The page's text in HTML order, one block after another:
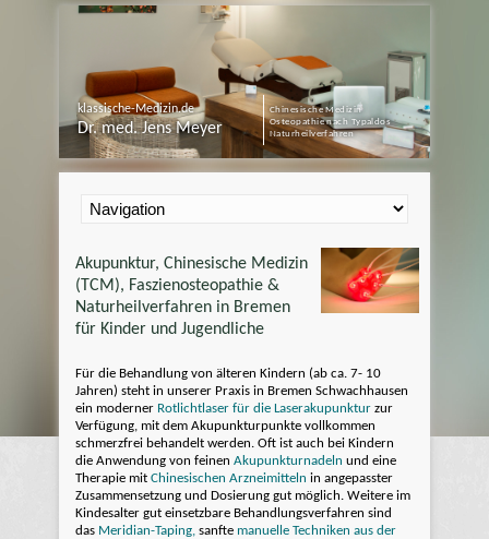
klassische-Medizin.de
Dr. med. Jens Meyer
Chinesische Medizin
Osteopathie nach Typaldos
Naturheilverfahren
Akupunktur, Chinesische Medizin
(TCM), Faszienosteopathie &
Naturheilverfahren in Bremen
für Kinder und Jugendliche
Für die Behandlung von älteren Kindern (ab ca. 7- 10
Jahren) steht in unserer Praxis in Bremen Schwachhausen
ein moderner Rotlichtlaser für die Laserakupunktur zur
Verfügung, mit dem Akupunkturpunkte vollkommen
schmerzfrei behandelt werden. Oft ist auch bei Kindern
die Anwendung von feinen Akupunkturnadeln und eine
Therapie mit Chinesischen Arzneimitteln in angepasster
Zusammensetzung und Dosierung gut möglich. Weitere im
Kindesalter gut einsetzbare Behandlungsverfahren sind
das Meridian-Taping, sanfte manuelle Techniken aus der